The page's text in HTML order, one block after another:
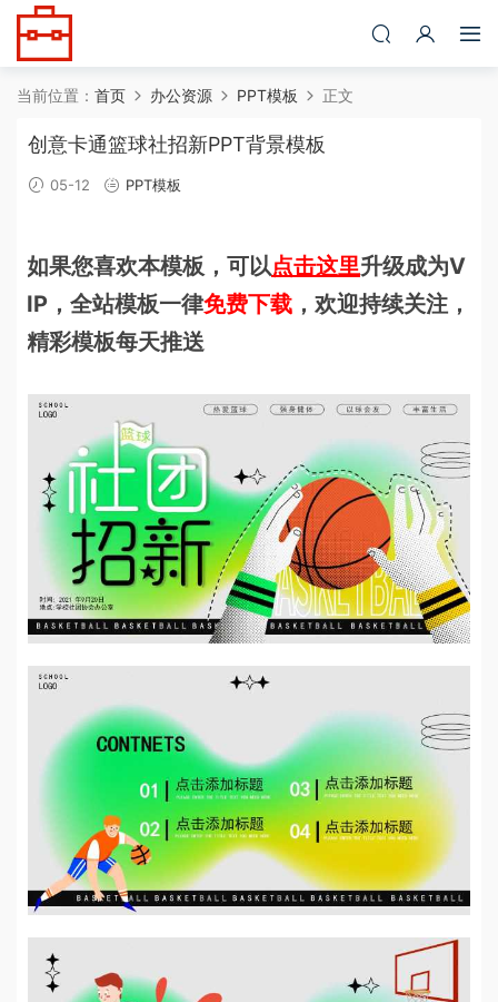
当前位置： 首页 办公资源 PPT模板 正文
创意卡通篮球社招新PPT背景模板
05-12 PPT模板
如果您喜欢本模板，可以点击这里升级成为V
IP，全站模板一律免费下载 ，欢迎持续关注，
精彩模板每天推送